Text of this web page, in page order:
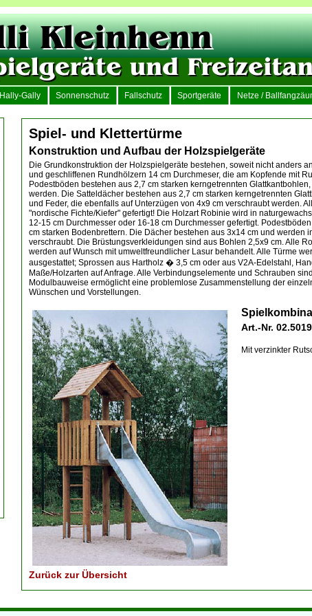
Hally-Gally Sonnenschutz Fallschutz Sportgeräte Netze /
Spiel- und Klettertürme
Konstruktion und Aufbau der Holzspielgeräte
Die Grundkonstruktion der Holzspielgeräte bestehen, soweit nicht anders
und geschliffenen Rundhölzern 14 cm Durchmeser, die am Kopfende mit
Podestböden bestehen aus 2,7 cm starken kerngetrennten
werden. Die Satteldächer bestehen aus 2,7 cm starken kerngetrennten
und Feder, die ebenfalls auf Unterzügen von 4x9 cm verschraubt werden.
"nordische Fichte/Kiefer" gefertigt! Die Holzart Robinie wird in
12-15 cm Durchmesser oder 16-18 cm Durchmesser gefertigt.
cm starken Bodenbrettern. Die Dächer bestehen aus 3x14 cm und werden
verschraubt. Die Brüstungsverkleidungen sind aus Bohlen 2,5x9 cm. Alle
werden auf Wunsch mit umweltfreundlicher Lasur behandelt. Alle Türme
ausgestattet; Sprossen aus Hartholz � 3,5 cm oder aus V2A-Edelstahl,
Maße/Holzarten auf Anfrage. Alle Verbindungselemente und Schrauben
Modulbauweise ermöglicht eine problemlose Zusammenstellung der
Wünschen und Vorstellungen.
Art.-Nr. 02.5019
Mit verzinkter
Zurück zur Übersicht